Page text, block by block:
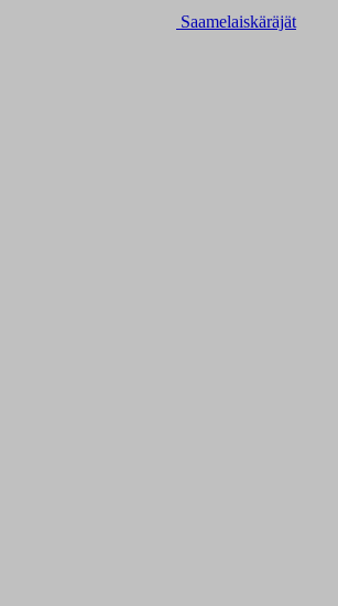
Saamelaiskäräjät